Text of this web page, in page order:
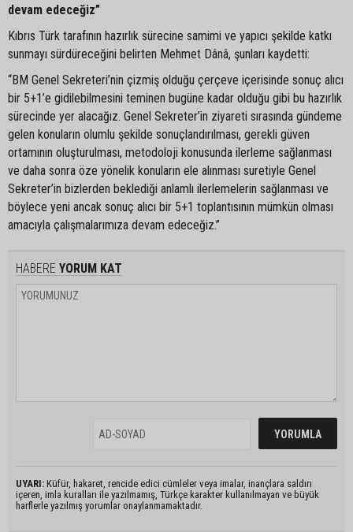
devam edeceğiz”
Kıbrıs Türk tarafının hazırlık sürecine samimi ve yapıcı şekilde katkı
sunmayı sürdüreceğini belirten Mehmet Dânâ, şunları kaydetti:
“BM Genel Sekreteri’nin çizmiş olduğu çerçeve içerisinde sonuç alıcı
bir 5+1’e gidilebilmesini teminen bugüne kadar olduğu gibi bu hazırlık
sürecinde yer alacağız. Genel Sekreter’in ziyareti sırasında gündeme
gelen konuların olumlu şekilde sonuçlandırılması, gerekli güven
ortamının oluşturulması, metodoloji konusunda ilerleme sağlanması
ve daha sonra öze yönelik konuların ele alınması suretiyle Genel
Sekreter’in bizlerden beklediği anlamlı ilerlemelerin sağlanması ve
böylece yeni ancak sonuç alıcı bir 5+1 toplantısının mümkün olması
amacıyla çalışmalarımıza devam edeceğiz.”
HABERE YORUM KAT
UYARI: Küfür, hakaret, rencide edici cümleler veya imalar, inançlara saldırı
içeren, imla kuralları ile yazılmamış, Türkçe karakter kullanılmayan ve büyük
harflerle yazılmış yorumlar onaylanmamaktadır.